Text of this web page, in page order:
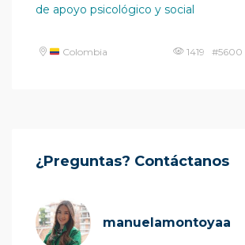
de apoyo psicológico y social
Colombia 1419 #5600
¿Preguntas? Contáctanos
manuelamontoyaa